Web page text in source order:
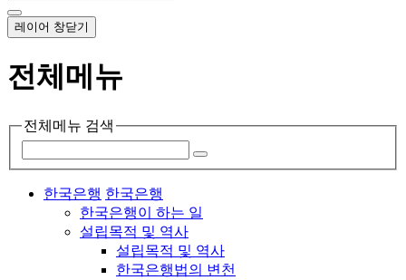
레이어 창닫기
전체메뉴
전체메뉴 검색
한국은행 한국은행
한국은행이 하는 일
설립목적 및 역사
설립목적 및 역사
한국은행법의 변천